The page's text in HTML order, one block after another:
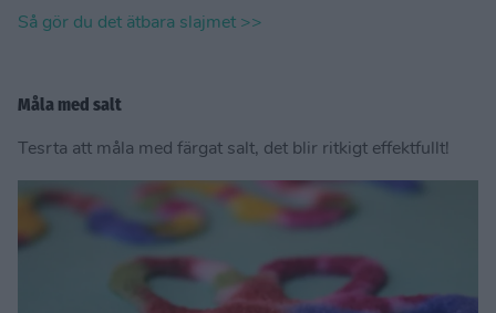
Så gör du det ätbara slajmet >>
Måla med salt
Tesrta att måla med färgat salt, det blir ritkigt effektfullt!